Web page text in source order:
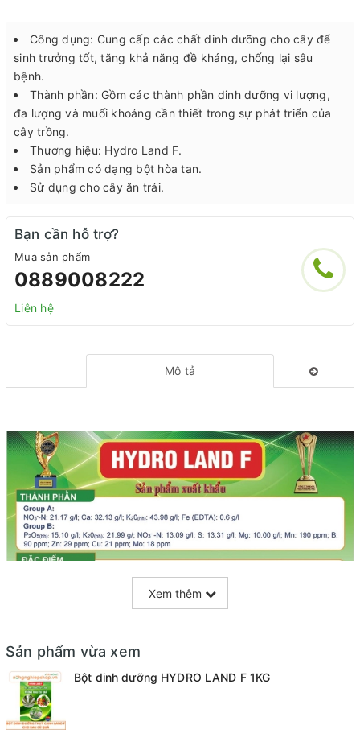
Công dụng: Cung cấp các chất dinh dưỡng cho cây để
sinh trưởng tốt, tăng khả năng đề kháng, chống lại sâu
bệnh.
Thành phần: Gồm các thành phần dinh dưỡng vi lượng,
đa lượng và muối khoáng cần thiết trong sự phát triển của
cây trồng.
Thương hiệu: Hydro Land F.
Sản phẩm có dạng bột hòa tan.
Sử dụng cho cây ăn trái.
Bạn cần hỗ trợ?
Mua sản phẩm
0889008222
Liên hệ
Mô tả
Xem thêm
Sản phẩm vừa xem
Bột dinh dưỡng HYDRO LAND F 1KG